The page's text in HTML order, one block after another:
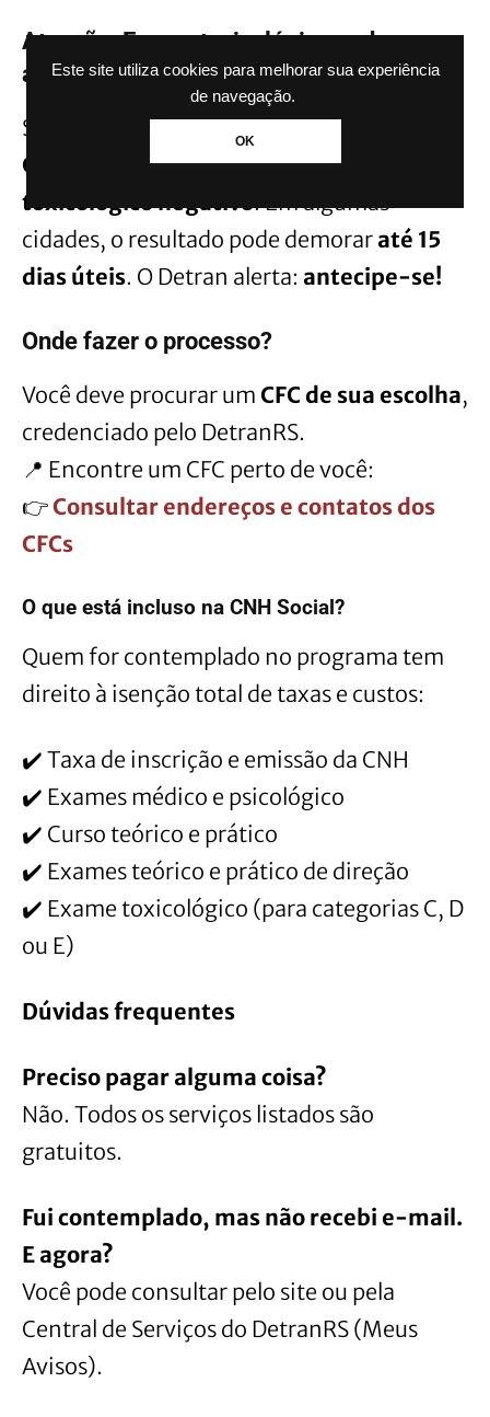
Este site utiliza cookies para melhorar sua experiência
de navegação.
OK
Atenção: Exame toxicológico pode
atrasar!
Se você foi contemplado para as categorias
C, D ou E
, precisará apresentarexame
toxicológico negativo. Em algumas
cidades, o resultado pode demorar até 15
dias úteis. O Detran alerta: antecipe-se!
Onde fazer o processo?
Você deve procurar um CFC de sua escolha,
credenciado pelo DetranRS.
📍 Encontre um CFC perto de você:
👉 Consultar endereços e contatos dos
CFCs
O que está incluso na CNH Social?
Quem for contemplado no programa tem
direito à isenção total de taxas e custos:
✔️ Taxa de inscrição e emissão da CNH
✔️ Exames médico e psicológico
✔️ Curso teórico e prático
✔️ Exames teórico e prático de direção
✔️ Exame toxicológico (para categorias C, D
ou E)
Dúvidas frequentes
Preciso pagar alguma coisa?
Não. Todos os serviços listados são
gratuitos.
Fui contemplado, mas não recebi e-mail.
E agora?
Você pode consultar pelo site ou pela
Central de Serviços do DetranRS (Meus
Avisos).